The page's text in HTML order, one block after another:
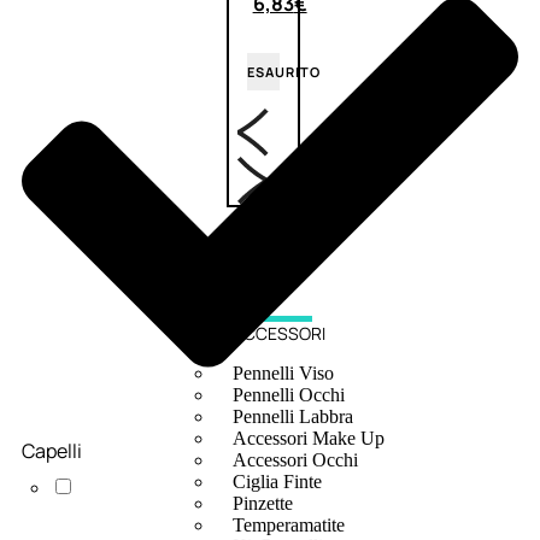
ESAURITO
ACCESSORI
Pennelli Viso
Pennelli Occhi
Pennelli Labbra
Accessori Make Up
Accessori Occhi
Ciglia Finte
Pinzette
Temperamatite
Capelli